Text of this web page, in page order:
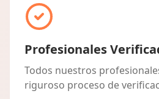
Profesionales
Todos nuestros
riguroso proceso de